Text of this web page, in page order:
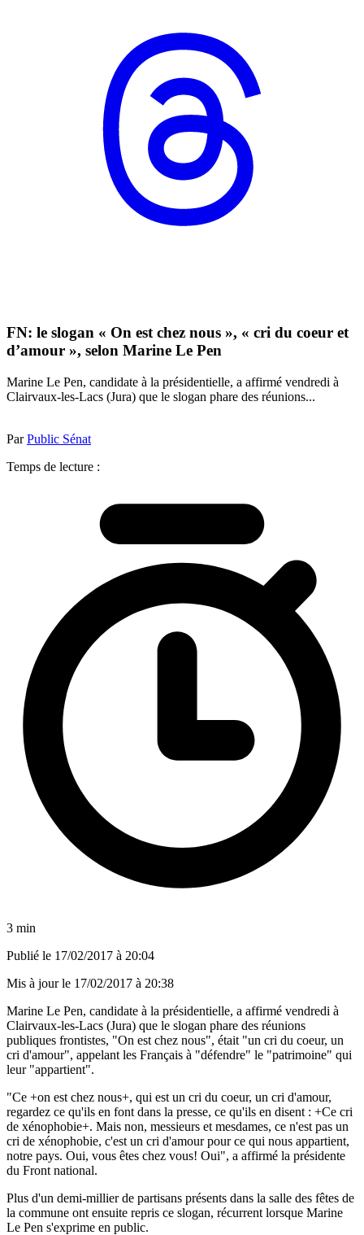
FN: le slogan « On est chez nous », « cri du coeur et
d’amour », selon Marine Le Pen
Marine Le Pen, candidate à la présidentielle, a affirmé vendredi à
Clairvaux-les-Lacs (Jura) que le slogan phare des réunions...
ParPublic Sénat
Temps de lecture :
3 min
Publié le 17/02/2017 à 20:04
Mis à jour le 17/02/2017 à 20:38
Marine Le Pen, candidate à la présidentielle, a affirmé vendredi à
Clairvaux-les-Lacs (Jura) que le slogan phare des réunions
publiques frontistes, "On est chez nous", était "un cri du coeur, un
cri d'amour", appelant les Français à "défendre" le "patrimoine" qui
leur "appartient".
"Ce +on est chez nous+, qui est un cri du coeur, un cri d'amour,
regardez ce qu'ils en font dans la presse, ce qu'ils en disent : +Ce cri
de xénophobie+. Mais non, messieurs et mesdames, ce n'est pas un
cri de xénophobie, c'est un cri d'amour pour ce qui nous appartient,
notre pays. Oui, vous êtes chez vous! Oui", a affirmé la présidente
du Front national.
Plus d'un demi-millier de partisans présents dans la salle des fêtes de
la commune ont ensuite repris ce slogan, récurrent lorsque Marine
Le Pen s'exprime en public.